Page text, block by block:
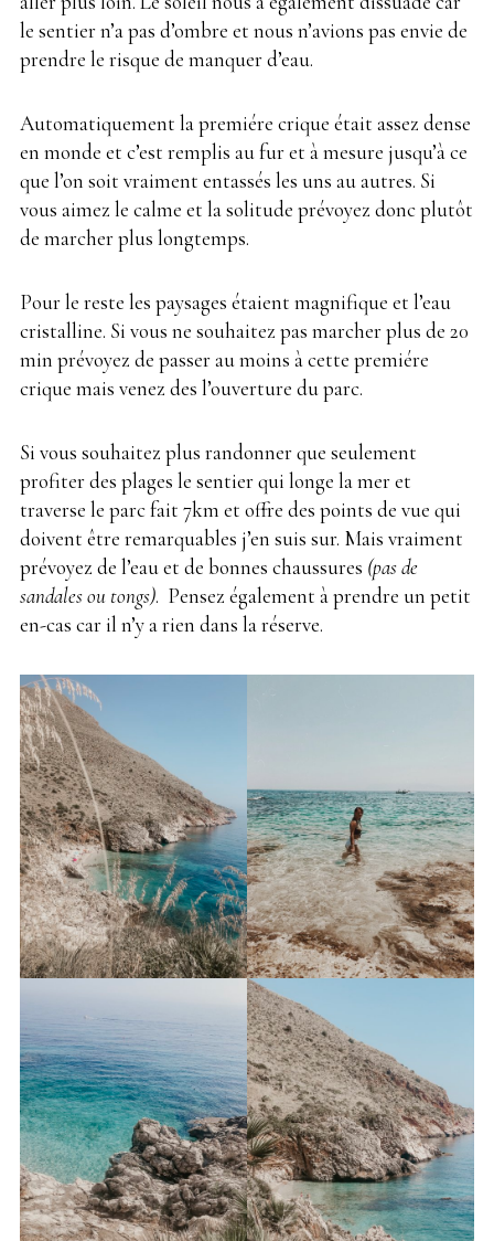
le sentier n’a pas d’ombre et nous n’avions pas envie de
prendre le risque de manquer d’eau.
Automatiquement la premiére crique était assez dense
en monde et c’est remplis au fur et à mesure jusqu’à ce
que l’on soit vraiment entassés les uns au autres. Si
vous aimez le calme et la solitude prévoyez donc plutôt
de marcher plus longtemps.
Pour le reste les paysages étaient magnifique et l’eau
cristalline. Si vous ne souhaitez pas marcher plus de 20
min prévoyez de passer au moins à cette premiére
crique mais venez des l’ouverture du parc.
Si vous souhaitez plus randonner que seulement
profiter des plages le sentier qui longe la mer et
traverse le parc fait 7km et offre des points de vue qui
doivent être remarquables j’en suis sur. Mais vraiment
prévoyez de l’eau et de bonnes chaussures (pas de
sandales ou tongs). Pensez également à prendre un petit
en-cas car il n’y a rien dans la réserve.